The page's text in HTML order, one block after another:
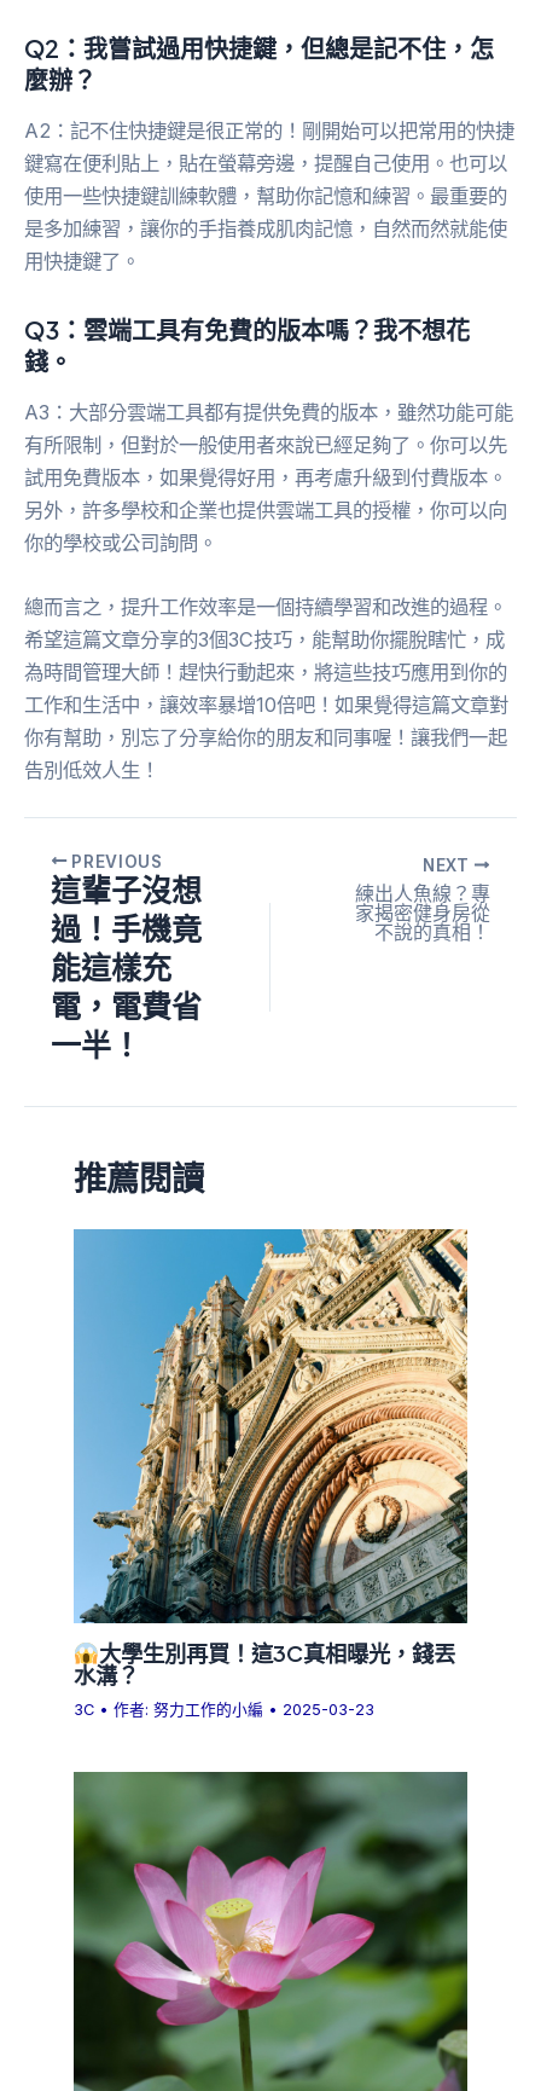
Q2：我嘗試過用快捷鍵，但總是記不住，怎
麼辦？
A2：記不住快捷鍵是很正常的！剛開始可以把常用的快捷
鍵寫在便利貼上，貼在螢幕旁邊，提醒自己使用。也可以
使用一些快捷鍵訓練軟體，幫助你記憶和練習。最重要的
是多加練習，讓你的手指養成肌肉記憶，自然而然就能使
用快捷鍵了。
Q3：雲端工具有免費的版本嗎？我不想花
錢。
A3：大部分雲端工具都有提供免費的版本，雖然功能可能
有所限制，但對於一般使用者來說已經足夠了。你可以先
試用免費版本，如果覺得好用，再考慮升級到付費版本。
另外，許多學校和企業也提供雲端工具的授權，你可以向
你的學校或公司詢問。
總而言之，提升工作效率是一個持續學習和改進的過程。
希望這篇文章分享的3個3C技巧，能幫助你擺脫瞎忙，成
為時間管理大師！趕快行動起來，將這些技巧應用到你的
工作和生活中，讓效率暴增10倍吧！如果覺得這篇文章對
你有幫助，別忘了分享給你的朋友和同事喔！讓我們一起
告別低效人生！
PREVIOUS
這輩子沒想
過！手機竟
能這樣充
電，電費省
一半！
NEXT
練出人魚線？專
家揭密健身房從
不說的真相！
推薦閱讀
大學生別再買！這3C真相曝光，錢丟
水溝？
3C • 作者:努力工作的小編 • 2025-03-23